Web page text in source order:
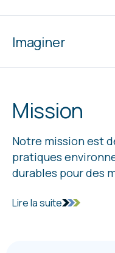
Imaginer
Mission
Notre mission est
pratiques
durables pour des
Lire la suite